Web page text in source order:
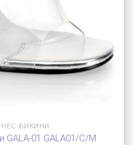
БИКИНИ
01 GALA01/C/M